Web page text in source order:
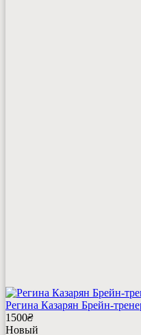
Регина Казарян Брейн-
1500₴
Новый